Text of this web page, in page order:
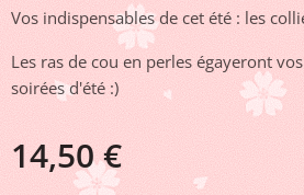
Vos indispensables de cet été : les
Les ras de cou en perles égayeront
soirées d'été :)
14,50€